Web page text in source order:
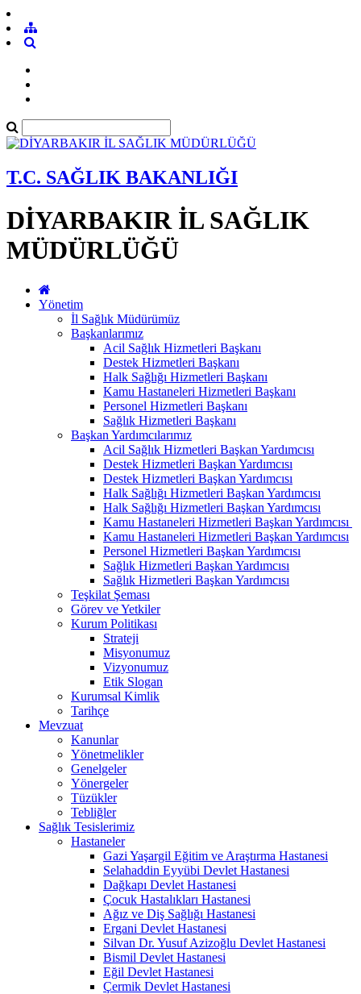
T.C. SAĞLIK BAKANLIĞI
DİYARBAKIR İL SAĞLIK
MÜDÜRLÜĞÜ
Yönetim
İl Sağlık Müdürümüz
Başkanlarımız
Acil Sağlık Hizmetleri Başkanı
Destek Hizmetleri Başkanı
Halk Sağlığı Hizmetleri Başkanı
Kamu Hastaneleri Hizmetleri Başkanı
Personel Hizmetleri Başkanı
Sağlık Hizmetleri Başkanı
Başkan Yardımcılarımız
Acil Sağlık Hizmetleri Başkan Yardımcısı
Destek Hizmetleri Başkan Yardımcısı
Destek Hizmetleri Başkan Yardımcısı
Halk Sağlığı Hizmetleri Başkan Yardımcısı
Halk Sağlığı Hizmetleri Başkan Yardımcısı
Kamu Hastaneleri Hizmetleri Başkan Yardımcısı ​
Kamu Hastaneleri Hizmetleri Başkan Yardımcısı
Personel Hizmetleri Başkan Yardımcısı
Sağlık Hizmetleri Başkan Yardımcısı
Sağlık Hizmetleri Başkan Yardımcısı
Teşkilat Şeması
Görev ve Yetkiler
Kurum Politikası
Strateji
Misyonumuz
Vizyonumuz
Etik Slogan
Kurumsal Kimlik
Tarihçe
Mevzuat
Kanunlar
Yönetmelikler
Genelgeler
Yönergeler
Tüzükler
Tebliğler
Sağlık Tesislerimiz
Hastaneler
Gazi Yaşargil Eğitim ve Araştırma Hastanesi
Selahaddin Eyyübi Devlet Hastanesi
Dağkapı Devlet Hastanesi
Çocuk Hastalıkları Hastanesi
Ağız ve Diş Sağlığı Hastanesi
Ergani Devlet Hastanesi
Silvan Dr. Yusuf Azizoğlu Devlet Hastanesi
Bismil Devlet Hastanesi
Eğil Devlet Hastanesi
Çermik Devlet Hastanesi